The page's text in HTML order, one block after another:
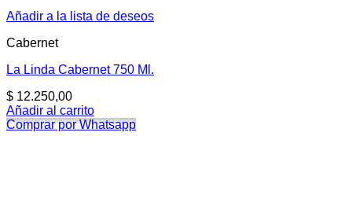
Añadir a la lista de deseos
Cabernet
La Linda Cabernet 750 Ml.
$ 12.250,00
Añadir al carrito
Comprar por Whatsapp